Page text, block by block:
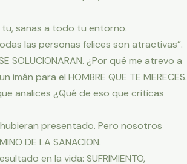
tu, sanas a todo tu entorno.
las personas felices son atractivas”.
SOLUCIONARAN. ¿Por qué me atrevo a
para el HOMBRE QUE TE MERECES.
analices ¿Qué de eso que criticas
presentado. Pero nosotros
DE LA SANACION.
en la vida: SUFRIMIENTO,